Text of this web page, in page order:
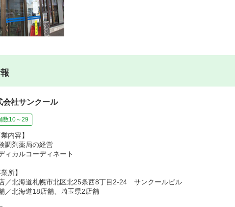
会社サンクール
数10～29
業内容】
調剤薬局の経営
ィカルコーディネート
業所】
／北海道札幌市北区北25条西8丁目2-24 サンクールビル
／北海道18店舗、埼玉県2店舗